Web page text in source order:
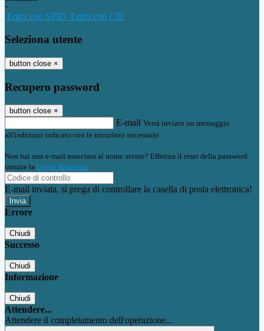
-
Entra con SPID Entra con CIE
Seleziona utente
button close ×
Recupero password
button close ×
E-mail Verrà inviato un messaggio
all'indirizzo indicato con le istruzioni necessarie.
Non hai una e-mail associata al nome utente? Effettua il reset della password
tramite la Login Spaggiari
E-mail inviata, si prega di controllare la casella di posta elettronica!
Errore
Chiudi
Successo
Chiudi
Informazione
Chiudi
Attendere...
Attendere il completamento dell'operazione...